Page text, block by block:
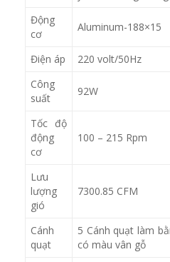
Động
cơ
Aluminum-188×15
Điện áp
220 volt/50Hz
Công
suất
92W
Tốc độ
động
cơ
100 – 215 Rpm
Lưu
lượng
gió
7300.85 CFM
Cánh
quạt
5 Cánh quạt làm
có màu vân gỗ